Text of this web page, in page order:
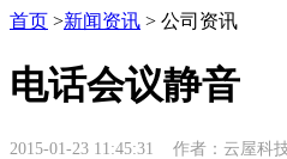
首页 >新闻资讯 > 公司资讯
电话会议静音
2015-01-23 11:45:31 作者：云屋科